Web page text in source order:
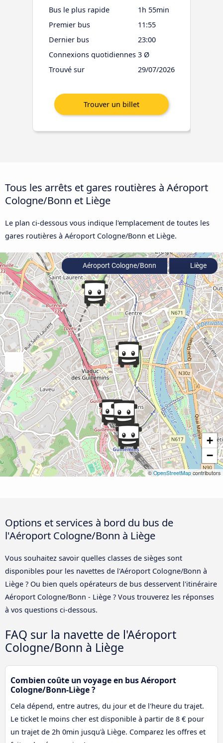
Bus le plus rapide
1h 55min
Premier bus
11:55
Dernier bus
23:00
Connexions quotidiennes 3 Ø
Trouvé sur
29/07/2026
Tous les arrêts et gares routières à Aéroport
Cologne/Bonn et Liège
Le plan ci-dessous vous indique l'emplacement de toutes les
gares routières à Aéroport Cologne/Bonn et Liège.
+
−
© OpenStreetMapcontributors
Aéroport Cologne/Bonn Liège
Options et services à bord du bus de
l'Aéroport Cologne/Bonn à Liège
Vous souhaitez savoir quelles classes de sièges sont
disponibles pour les navettes de l'Aéroport Cologne/Bonn à
Liège ? Ou bien quels opérateurs de bus desservent l'itinéraire
Aéroport Cologne/Bonn - Liège ? Vous trouverez les réponses
à vos questions ci-dessous.
FAQ sur la navette de l'Aéroport
Cologne/Bonn à Liège
Combien coûte un voyage en bus Aéroport
Cologne/Bonn-Liège ?
Cela dépend, entre autres, du jour et de l'heure du trajet.
Le ticket le moins cher est disponible à partir de 8 € pour
un trajet de 2h 0min jusqu'à Liège. Comparez les offres et